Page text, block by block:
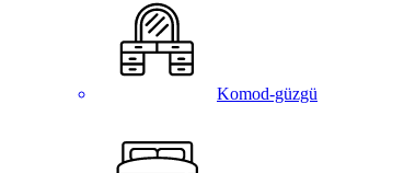
Komod-güzgü